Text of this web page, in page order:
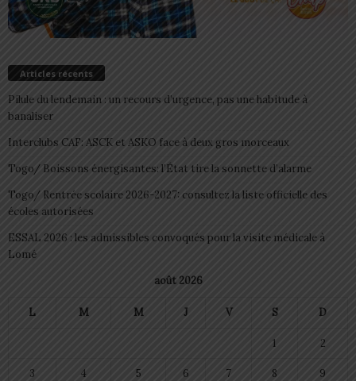
Articles récents
Pilule du lendemain : un recours d’urgence, pas une habitude à
banaliser
Interclubs CAF: ASCK et ASKO face à deux gros morceaux
Togo/ Boissons énergisantes: l’État tire la sonnette d’alarme
Togo/ Rentrée scolaire 2026-2027: consultez la liste officielle des
écoles autorisées
ESSAL 2026 : les admissibles convoqués pour la visite médicale à
Lomé
août 2026
L M M J V S D
1 2
3 4 5 6 7 8 9